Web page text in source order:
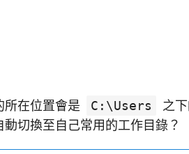
所在位置會是 C:\Users
之
切換至自己常用的工作目錄？